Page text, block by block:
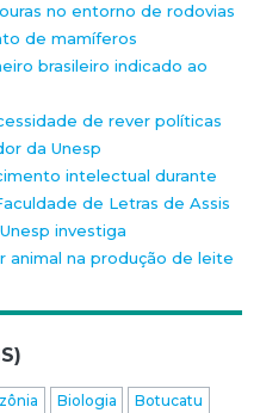
no entorno de rodovias
de mamíferos
brasileiro indicado ao
de rever políticas
da Unesp
intelectual durante
de Letras de Assis
investiga
na produção de leite
Biologia
Botucatu